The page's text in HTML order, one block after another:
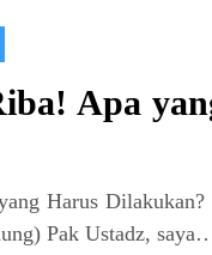
Apa
Harus Dilakukan?
Pak Ustadz,